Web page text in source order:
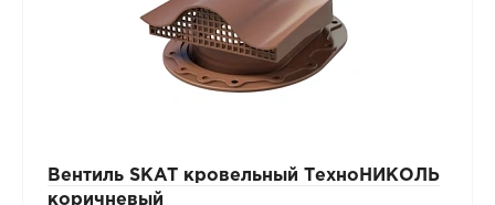
Вентиль SKAT кровельный ТехноНИКОЛЬ
коричневый